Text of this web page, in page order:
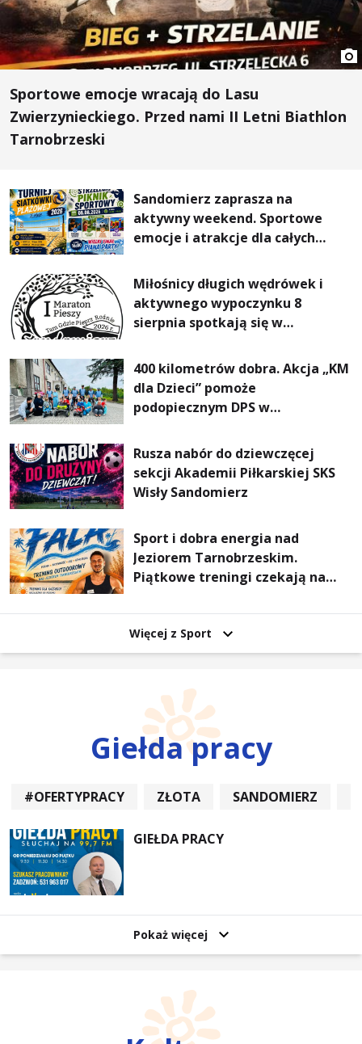
Sportowe emocje wracają do Lasu
Zwierzynieckiego. Przed nami II Letni Biathlon
Tarnobrzeski
Sandomierz zaprasza na
aktywny weekend. Sportowe
emocje i atrakcje dla całych
Miłośnicy długich wędrówek i
aktywnego wypoczynku 8
sierpnia spotkają się w
Pieszym „Tam Gdzie Pieprz
Rośnie”
400 kilometrów dobra. Akcja „KM
dla Dzieci” pomoże
podopiecznym DPS w
Rusza nabór do dziewczęcej
sekcji Akademii Piłkarskiej SKS
Wisły Sandomierz
Sport i dobra energia nad
Jeziorem Tarnobrzeskim.
Piątkowe treningi czekają na
Więcej z Sport
Giełda pracy
#OFERTYPRACY ZŁOTA SANDOMIERZ
GIEŁDA PRACY
Pokaż więcej